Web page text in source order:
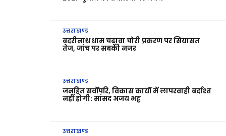
उत्तराखण्ड
बदरीनाथ धाम चढ़ावा चोरी प्रकरण पर सियासत
तेज, जांच पर सबकी नजर
उत्तराखण्ड
जनहित सर्वोपरि, विकास कार्यों में लापरवाही बर्दाश्त
नहीं होगी: सांसद अजय भट्ट
उत्तराखण्ड